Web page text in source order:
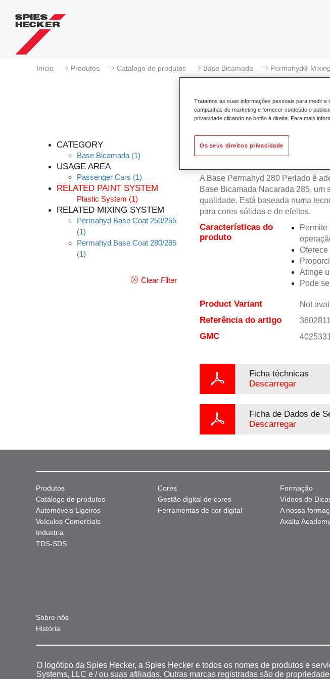
Início Produtos Catálogo de produtos Base Bicamada Permahyd®
CATEGORY
Base Bicamada (1)
USAGE AREA
Passenger Cars (1)
RELATED PAINT SYSTEM
Plastic System (1)
RELATED MIXING SYSTEM
Permahyd Base Coat 250/255
(1)
Permahyd Base Coat 280/285
(1)
Clear Filter
A Base Permahyd 280 Perlado é
Base Bicamada Nacarada 285, um
qualidade. Está baseada numa
para cores sólidas e de efeitos.
Características do
produto
Atinge
Pode
Product Variant Not
Referência do artigo
GMC
Ficha téchnicas
Descarregar
Ficha de Dados de
Descarregar
Produtos
Catálogo de produtos
Automóveis Ligeiros
Veículos Comerciais
Industria
TDS-SDS
Cores
Gestão digital de cores
Ferramentas de cor digital
Formação
Vídeos de
A nossa
Axalta
Sobre nós
História
O logótipo da Spies Hecker, a Spies Hecker e todos os nomes de produtos e
Systems, LLC e / ou suas afiliadas. Outras marcas registradas são de
Tratamos as suas informações pessoais para medir
campanhas de marketing e fornecer conteúdo e
privacidade clicando no botão à direita. Para mais
Os seus direitos privacidade